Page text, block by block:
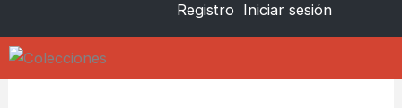
Registro Iniciar sesión